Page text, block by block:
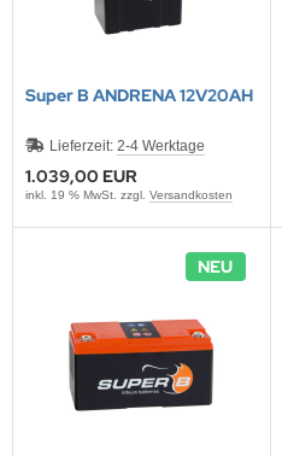
Super B ANDRENA 12V20AH
Lieferzeit: 2-4 Werktage
1.039,00 EUR
inkl. 19 % MwSt. zzgl. Versandkosten
NEU